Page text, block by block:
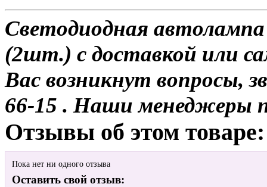
Светодиодная
(2шт.) с доставкой или
Вас возникнут вопросы,
66-15 . Наши менеджеры
Отзывы об этом товаре:
Пока нет ни одного отзыва
Оставить свой отзыв: